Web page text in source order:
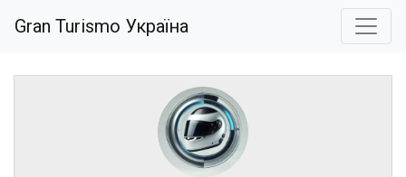
Gran Turismo Україна